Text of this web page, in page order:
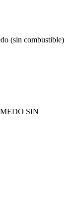
(sin combustible)
SIN